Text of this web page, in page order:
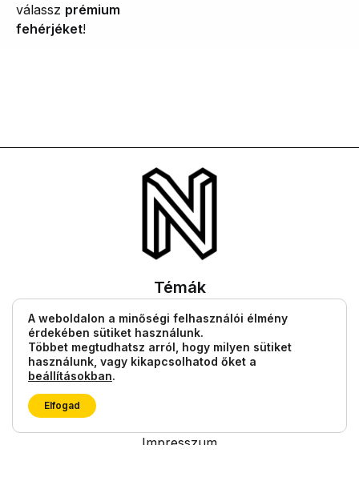
válassz prémium
fehérjéket!
Témák
Lifestyle
Tech
Impresszum
A weboldalon a minőségi felhasználói élmény
érdekében sütiket használunk.
Többet megtudhatsz arról, hogy milyen sütiket
használunk, vagy kikapcsolhatod őket a
beállításokban.
Elfogad